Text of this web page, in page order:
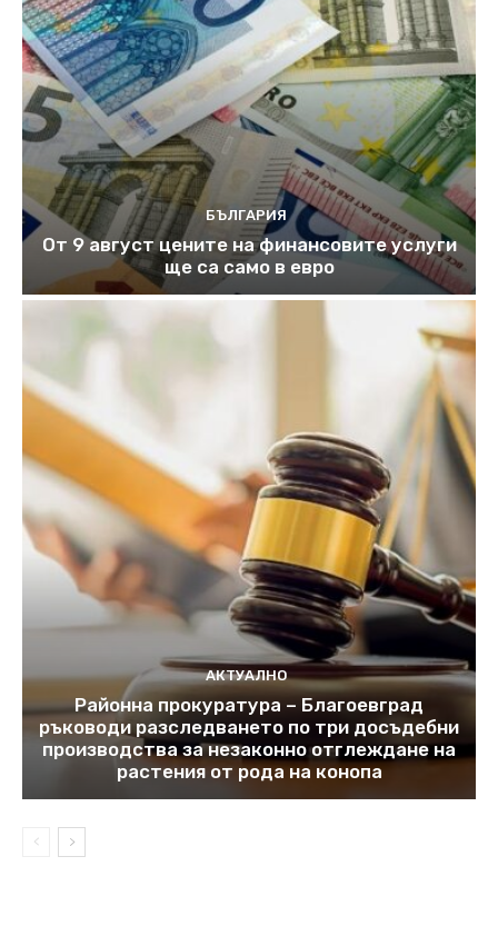
БЪЛГАРИЯ
От 9 август цените на финансовите услуги
ще са само в евро
АКТУАЛНО
Районна прокуратура – Благоевград
ръководи разследването по три досъдебни
производства за незаконно отглеждане на
растения от рода на конопа